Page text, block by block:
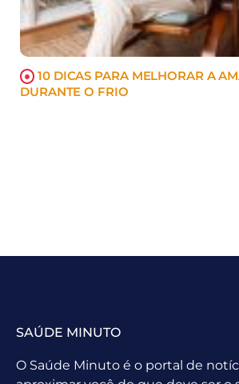
10 DICAS PARA MELHORAR A
DURANTE O FRIO
SAÚDE MINUTO
O Saúde Minuto é o portal de